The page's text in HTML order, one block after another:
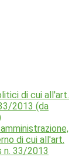
di cui all'art.
2013 (da
di cui all'art.
n. 33/2013